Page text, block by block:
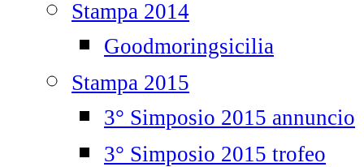
Stampa 2014
Goodmoringsicilia
Stampa 2015
3° Simposio 2015 annuncio
3° Simposio 2015 trofeo